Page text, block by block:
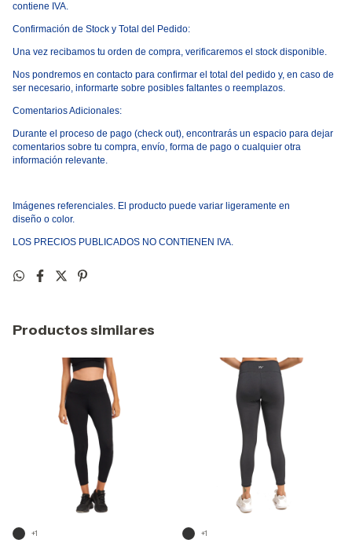
contiene IVA.
Confirmación de Stock y Total del Pedido:
Una vez recibamos tu orden de compra, verificaremos el stock disponible.
Nos pondremos en contacto para confirmar el total del pedido y, en caso de
ser necesario, informarte sobre posibles faltantes o reemplazos.
Comentarios Adicionales:
Durante el proceso de pago (check out), encontrarás un espacio para dejar
comentarios sobre tu compra, envío, forma de pago o cualquier otra
información relevante.
Imágenes referenciales. El producto puede variar ligeramente en
diseño o color.
LOS PRECIOS PUBLICADOS NO CONTIENEN IVA.
Productos similares
+1 +1